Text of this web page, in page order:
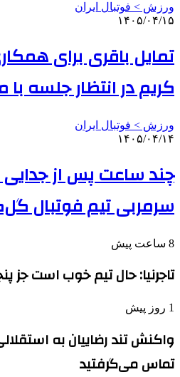
ورزش > فوتبال ایران
۱۴۰۵/۰۴/۱۵
تمایل باقری برای
کریم در انتظار جلسه با
ورزش > فوتبال ایران
۱۴۰۵/۰۴/۱۴
چند ساعت پس از جدایی
سرمربی تیم فوتبال
8 ساعت پیش
تاجرنیا: حال تیم خوب است جز
1 روز پیش
واکنش تند رضاییان به
تماس می‌گرفتید